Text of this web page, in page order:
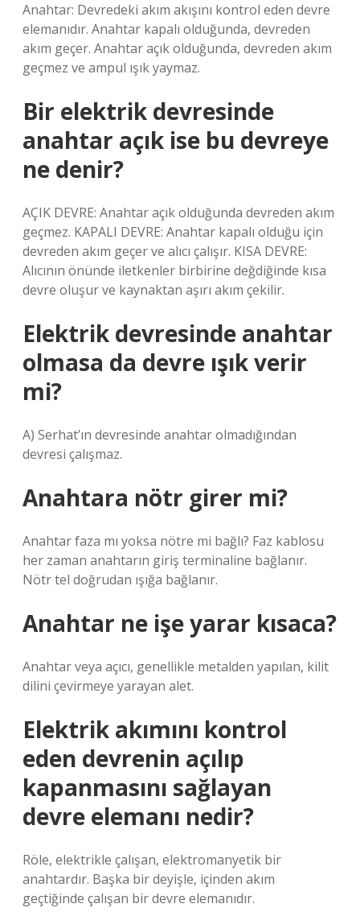
Anahtar: Devredeki akım akışını kontrol eden devre
elemanıdır. Anahtar kapalı olduğunda, devreden
akım geçer. Anahtar açık olduğunda, devreden akım
geçmez ve ampul ışık yaymaz.
Bir elektrik devresinde
anahtar açık ise bu devreye
ne denir?
AÇIK DEVRE: Anahtar açık olduğunda devreden akım
geçmez. KAPALI DEVRE: Anahtar kapalı olduğu için
devreden akım geçer ve alıcı çalışır. KISA DEVRE:
Alıcının önünde iletkenler birbirine değdiğinde kısa
devre oluşur ve kaynaktan aşırı akım çekilir.
Elektrik devresinde anahtar
olmasa da devre ışık verir
mi?
A) Serhat’ın devresinde anahtar olmadığından
devresi çalışmaz.
Anahtara nötr girer mi?
Anahtar faza mı yoksa nötre mi bağlı? Faz kablosu
her zaman anahtarın giriş terminaline bağlanır.
Nötr tel doğrudan ışığa bağlanır.
Anahtar ne işe yarar kısaca?
Anahtar veya açıcı, genellikle metalden yapılan, kilit
dilini çevirmeye yarayan alet.
Elektrik akımını kontrol
eden devrenin açılıp
kapanmasını sağlayan
devre elemanı nedir?
Röle, elektrikle çalışan, elektromanyetik bir
anahtardır. Başka bir deyişle, içinden akım
geçtiğinde çalışan bir devre elemanıdır.